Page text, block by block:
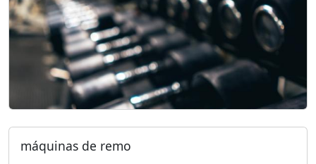
máquinas de remo